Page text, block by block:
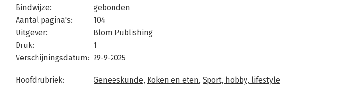
Bindwijze:
gebonden
Aantal pagina's:
104
Uitgever:
Blom Publishing
Druk:
1
Verschijningsdatum: 29-9-2025
Hoofdrubriek: Geneeskunde, Koken en eten, Sport, hobby, lifestyle